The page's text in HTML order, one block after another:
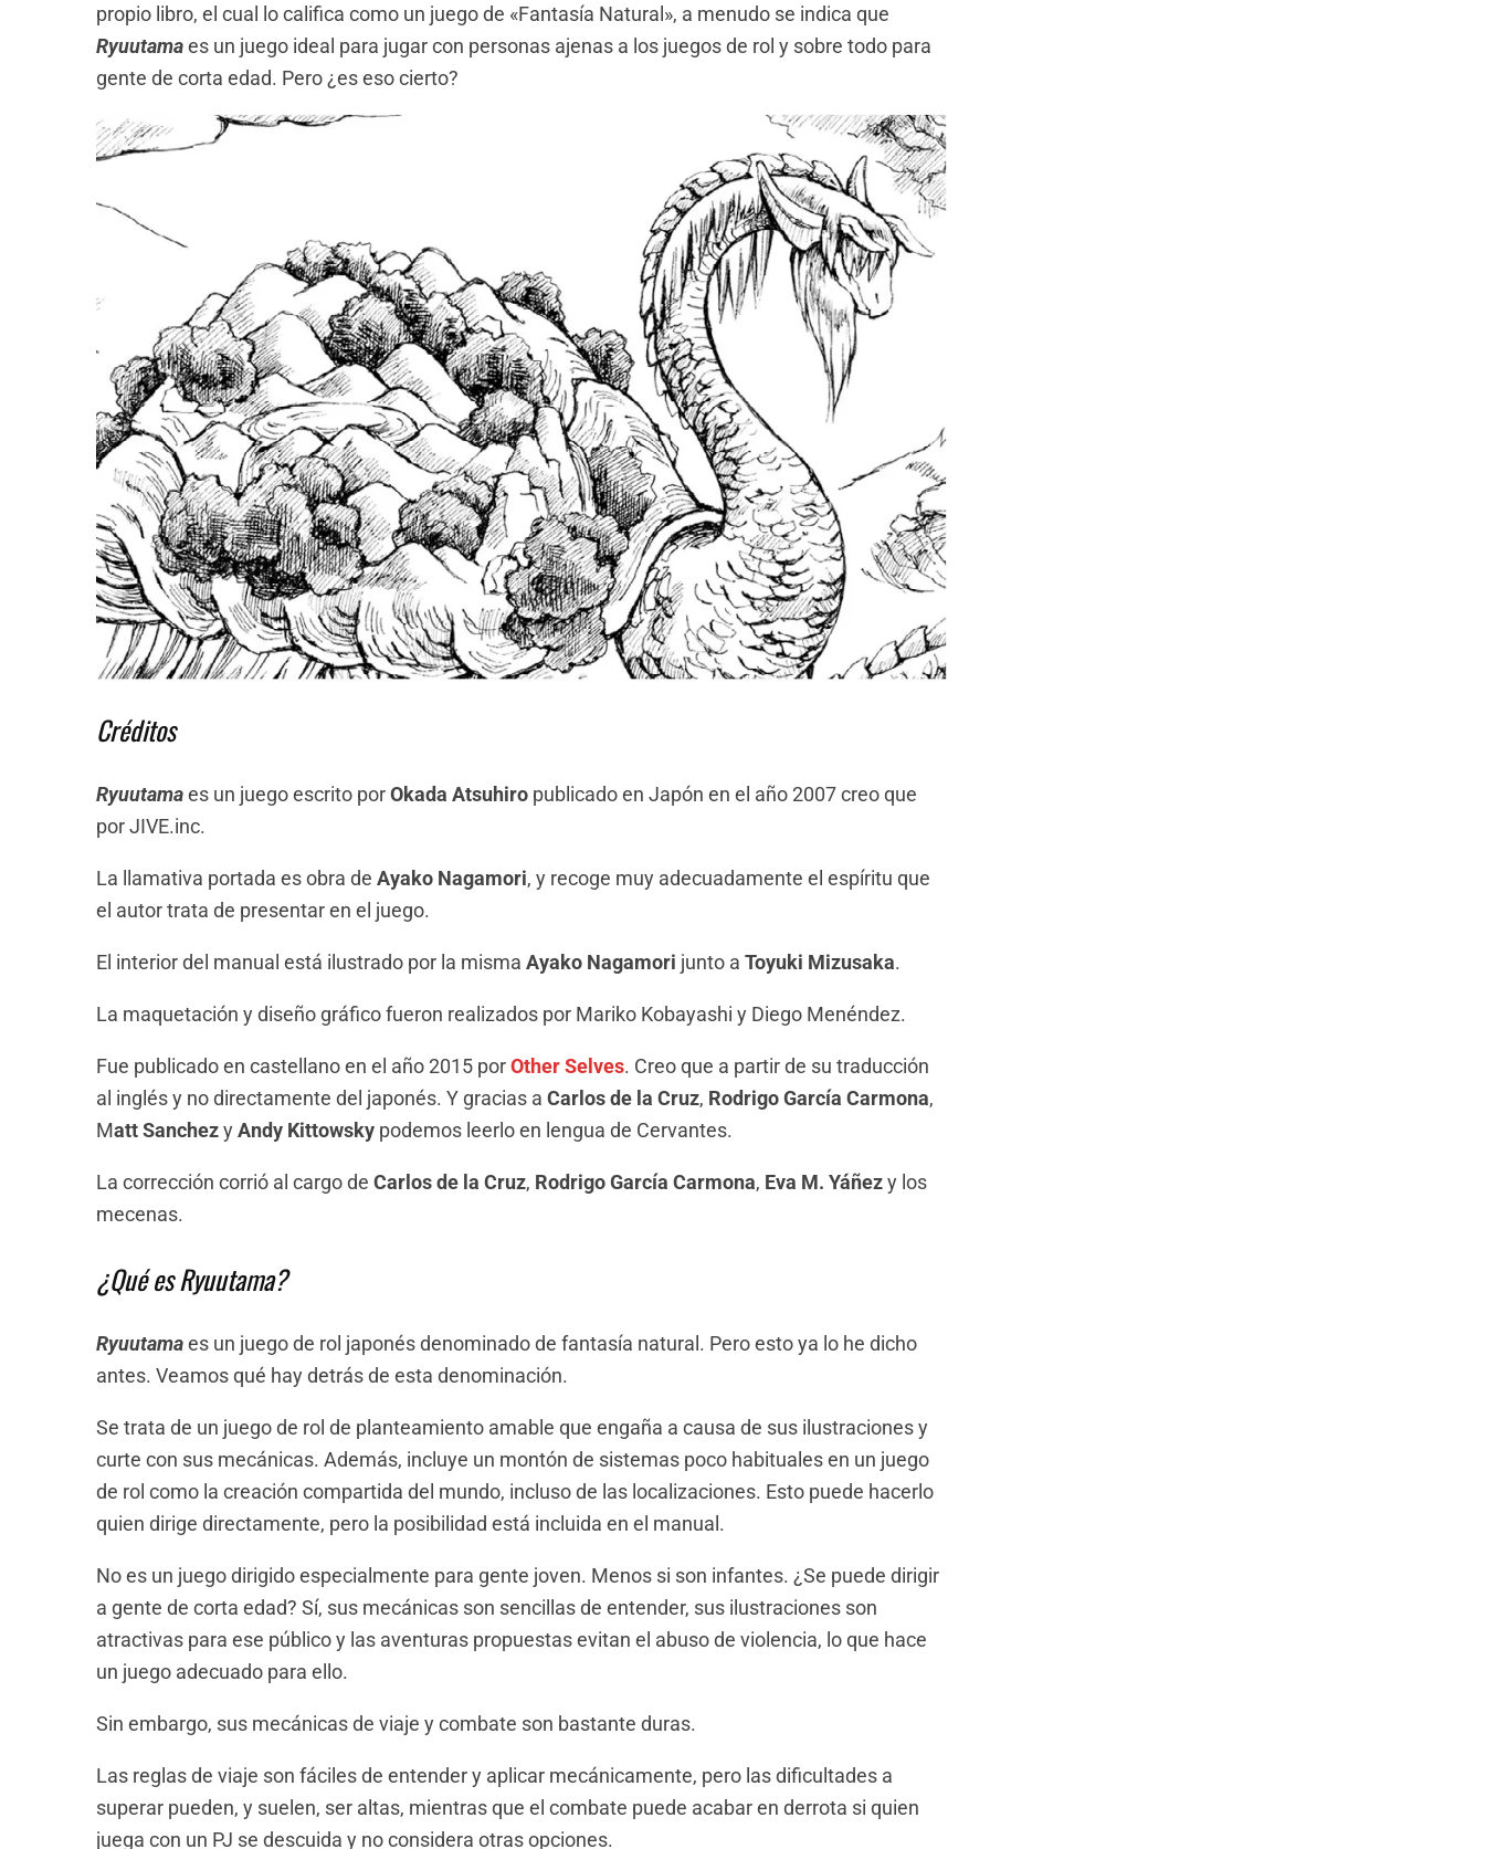
propio libro, el cual lo califica como un juego de «Fantasía Natural», a menudo se indica que
Ryuutamaes un juego ideal para jugar con personas ajenas a los juegos de rol y sobre todo para
gente de corta edad. Pero ¿es eso cierto?
Créditos
Ryuutamaes un juego escrito porOkada Atsuhiro publicado en Japón en el año 2007 creo que
por JIVE.inc.
La llamativa portada es obra de Ayako Nagamori, y recoge muy adecuadamente el espíritu que
el autor trata de presentar en el juego.
El interior del manual está ilustrado por la misma Ayako Nagamori junto a Toyuki Mizusaka.
La maquetación y diseño gráfico fueron realizados por Mariko Kobayashi y Diego Menéndez.
Fue publicado en castellano en el año 2015 porOther Selves. Creo que a partir de su traducción
al inglés y no directamente del japonés. Y gracias a Carlos de la Cruz, Rodrigo García Carmona,
Matt SanchezyAndy Kittowsky podemos leerlo en lengua de Cervantes.
La corrección corrió al cargo de Carlos de la Cruz, Rodrigo García Carmona, Eva M. Yáñezy los
mecenas.
¿Qué es Ryuutama?
Ryuutamaes un juego de rol japonés denominado de fantasía natural. Pero esto ya lo he dicho
antes. Veamos qué hay detrás de esta denominación.
Se trata de un juego de rol de planteamiento amable que engaña a causa de sus ilustraciones y
curte con sus mecánicas. Además, incluye un montón de sistemas poco habituales en un juego
de rol como la creación compartida del mundo, incluso de las localizaciones. Esto puede hacerlo
quien dirige directamente, pero la posibilidad está incluida en el manual.
No es un juego dirigido especialmente para gente joven. Menos si son infantes. ¿Se puede dirigir
a gente de corta edad? Sí, sus mecánicas son sencillas de entender, sus ilustraciones son
atractivas para ese público y las aventuras propuestas evitan el abuso de violencia, lo que hace
un juego adecuado para ello.
Sin embargo, sus mecánicas de viaje y combate son bastante duras.
Las reglas de viaje son fáciles de entender y aplicar mecánicamente, pero las dificultades a
superar pueden, y suelen, ser altas, mientras que el combate puede acabar en derrota si quien
juega con un PJ se descuida y no considera otras opciones.